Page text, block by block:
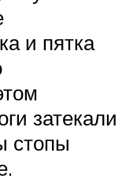
и пятка
затекали
стопы